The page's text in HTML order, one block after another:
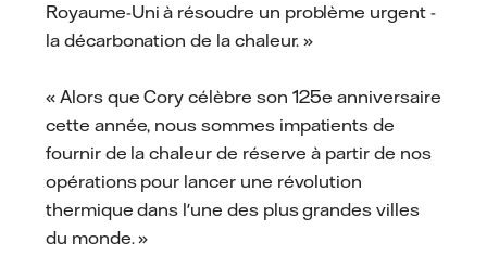
Royaume-Uni à résoudre un problème urgent -
la décarbonation de la chaleur. »
« Alors que Cory célèbre son 125e anniversaire
cette année, nous sommes impatients de
fournir de la chaleur de réserve à partir de nos
opérations pour lancer une révolution
thermique dans l'une des plus grandes villes
du monde. »